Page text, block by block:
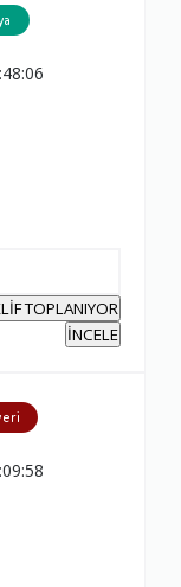
TOPLANIYOR
İNCELE